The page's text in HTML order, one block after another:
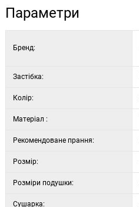
Параметри
Бренд:
Застібка:
Колір:
Матеріал :
Рекомендоване прання:
Розмір:
Розміри подушки:
Сушарка: